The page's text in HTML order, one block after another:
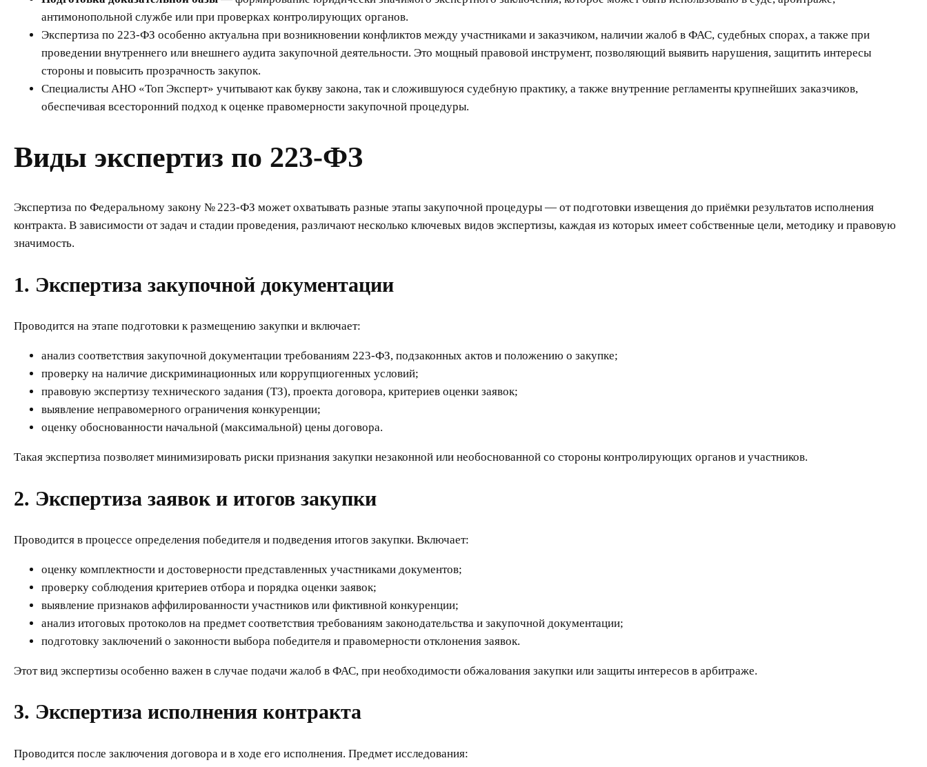
антимонопольной службе или при проверках контролирующих органов.
Экспертиза по 223-ФЗ особенно актуальна при возникновении конфликтов между участниками и заказчиком, наличии жалоб в ФАС, судебных спорах, а также при
проведении внутреннего или внешнего аудита закупочной деятельности. Это мощный правовой инструмент, позволяющий выявить нарушения, защитить интересы
стороны и повысить прозрачность закупок.
Специалисты АНО «Топ Эксперт» учитывают как букву закона, так и сложившуюся судебную практику, а также внутренние регламенты крупнейших заказчиков,
обеспечивая всесторонний подход к оценке правомерности закупочной процедуры.
Виды экспертиз по 223-ФЗ
Экспертиза по Федеральному закону № 223-ФЗ может охватывать разные этапы закупочной процедуры — от подготовки извещения до приёмки результатов исполнения
контракта. В зависимости от задач и стадии проведения, различают несколько ключевых видов экспертизы, каждая из которых имеет собственные цели, методику и правовую
значимость.
1. Экспертиза закупочной документации
Проводится на этапе подготовки к размещению закупки и включает:
анализ соответствия закупочной документации требованиям 223-ФЗ, подзаконных актов и положению о закупке;
проверку на наличие дискриминационных или коррупциогенных условий;
правовую экспертизу технического задания (ТЗ), проекта договора, критериев оценки заявок;
выявление неправомерного ограничения конкуренции;
оценку обоснованности начальной (максимальной) цены договора.
Такая экспертиза позволяет минимизировать риски признания закупки незаконной или необоснованной со стороны контролирующих органов и участников.
2. Экспертиза заявок и итогов закупки
Проводится в процессе определения победителя и подведения итогов закупки. Включает:
оценку комплектности и достоверности представленных участниками документов;
проверку соблюдения критериев отбора и порядка оценки заявок;
выявление признаков аффилированности участников или фиктивной конкуренции;
анализ итоговых протоколов на предмет соответствия требованиям законодательства и закупочной документации;
подготовку заключений о законности выбора победителя и правомерности отклонения заявок.
Этот вид экспертизы особенно важен в случае подачи жалоб в ФАС, при необходимости обжалования закупки или защиты интересов в арбитраже.
3. Экспертиза исполнения контракта
Проводится после заключения договора и в ходе его исполнения. Предмет исследования: